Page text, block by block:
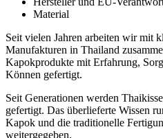
Material
Seit vielen Jahren arbeiten wir mit
Manufakturen in Thailand
Kapokprodukte mit Erfahrung,
Können gefertigt.
Seit Generationen werden
gefertigt. Das überlieferte Wissen
Kapok und die traditionelle
weitergegeben.